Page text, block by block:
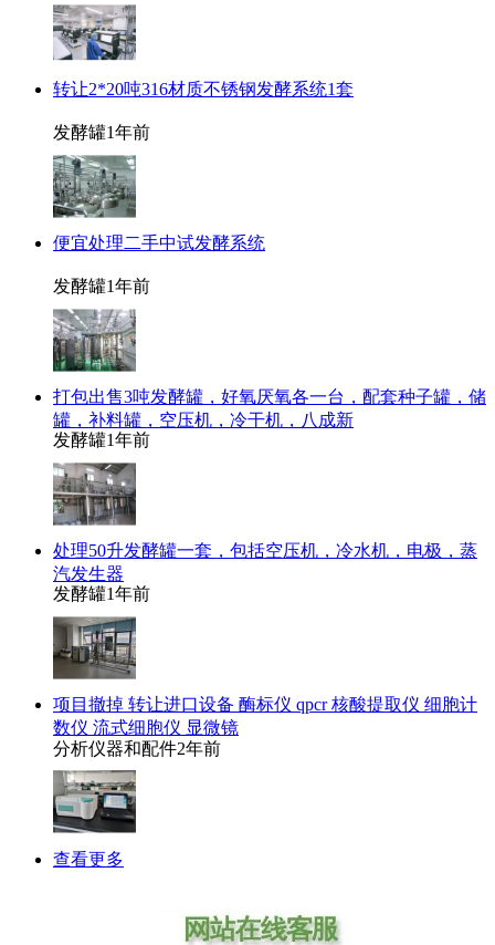
转让2*20吨316材质不锈钢发酵系统1套
发酵罐1年前
便宜处理二手中试发酵系统
发酵罐1年前
打包出售3吨发酵罐，好氧厌氧各一台，配套种子罐，储
罐，补料罐，空压机，冷干机，八成新
发酵罐1年前
处理50升发酵罐一套，包括空压机，冷水机，电极，蒸
汽发生器
发酵罐1年前
项目撤掉 转让进口设备 酶标仪 qpcr 核酸提取仪 细胞计
数仪 流式细胞仪 显微镜
分析仪器和配件2年前
查看更多